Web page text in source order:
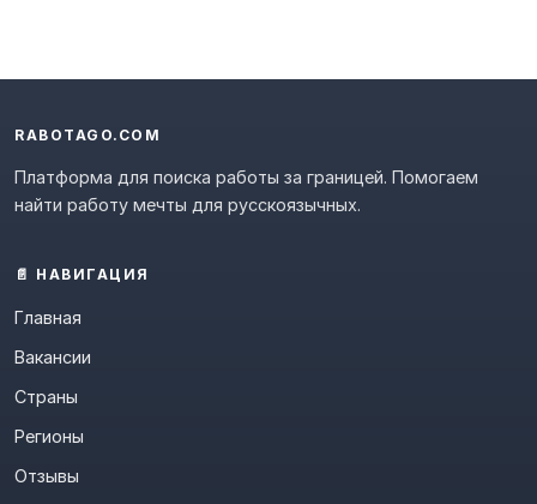
RABOTAGO.COM
Платформа для поиска работы за границей. Помогаем
найти работу мечты для русскоязычных.
📄 НАВИГАЦИЯ
Главная
Вакансии
Страны
Регионы
Отзывы